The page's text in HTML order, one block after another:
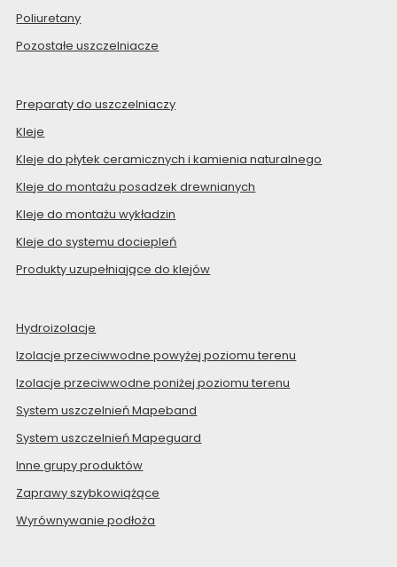
Poliuretany
Pozostałe uszczelniacze
Preparaty do uszczelniaczy
Kleje
Kleje do płytek ceramicznych i kamienia naturalnego
Kleje do montażu posadzek drewnianych
Kleje do montażu wykładzin
Kleje do systemu dociepleń
Produkty uzupełniające do klejów
Hydroizolacje
Izolacje przeciwwodne powyżej poziomu terenu
Izolacje przeciwwodne poniżej poziomu terenu
System uszczelnień Mapeband
System uszczelnień Mapeguard
Inne grupy produktów
Zaprawy szybkowiążące
Wyrównywanie podłoża